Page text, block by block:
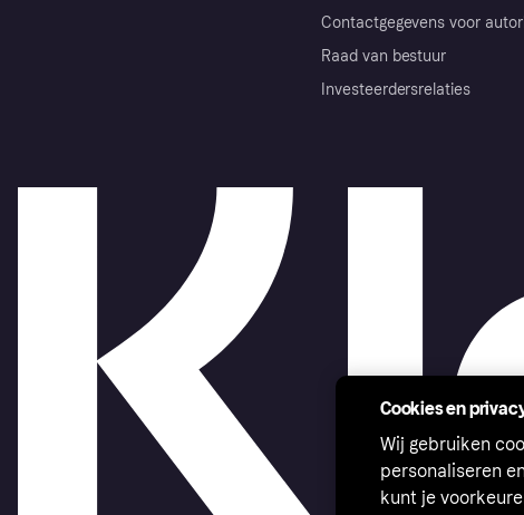
Contactgegevens voor
Raad van bestuur
Investeerdersrelaties
Cookies en
Wij gebruiken
personaliseren
kunt je